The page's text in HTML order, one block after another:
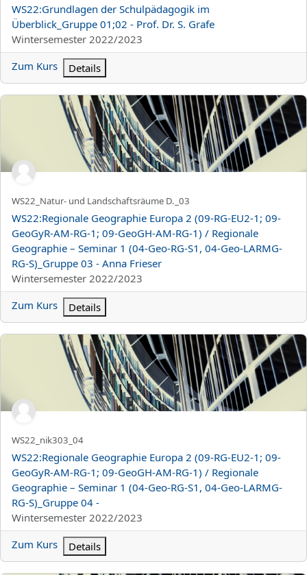
Kursname
WS22:Grundlagen der Schulpädagogik im
Überblick_Gruppe 01;02 - Prof. Dr. S. Grafe
Kursbereich
Wintersemester 2022/2023
Zum Kurs
Details
WS22:Regionale Geographie Europa 2 (09-RG-EU2-1; 09-
Kurzer Kursname
WS22_Natur- und Landschaftsräume D._03
Kursname
WS22:Regionale Geographie Europa 2 (09-RG-EU2-1; 09-
GeoGyR-AM-RG-1; 09-GeoGH-AM-RG-1) / Regionale
Geographie – Seminar 1 (04-Geo-RG-S1, 04-Geo-LARMG-
RG-S)_Gruppe 03 - Anna Frieser
Kursbereich
Wintersemester 2022/2023
Zum Kurs
Details
WS22:Regionale Geographie Europa 2 (09-RG-EU2-1; 09-
Kurzer Kursname
WS22_nik303_04
Kursname
WS22:Regionale Geographie Europa 2 (09-RG-EU2-1; 09-
GeoGyR-AM-RG-1; 09-GeoGH-AM-RG-1) / Regionale
Geographie – Seminar 1 (04-Geo-RG-S1, 04-Geo-LARMG-
RG-S)_Gruppe 04 -
Kursbereich
Wintersemester 2022/2023
Zum Kurs
Details